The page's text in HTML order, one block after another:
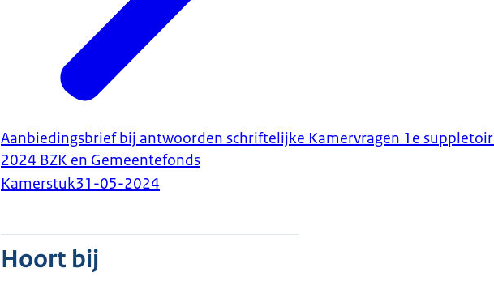
Aanbiedingsbrief bij antwoorden schriftelijke Kamervragen 1e
2024 BZK en Gemeentefonds
Kamerstuk31-05-2024
Hoort bij